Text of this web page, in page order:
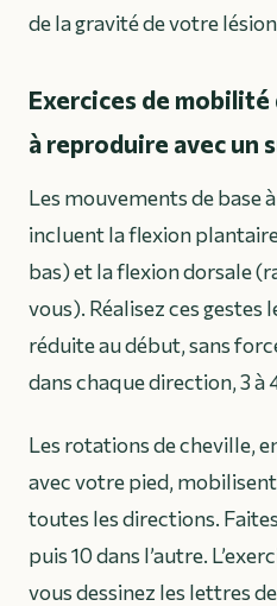
de la gravité de votre
Exercices de mobilité
à reproduire avec un
Les mouvements de base
incluent la flexion
bas) et la flexion dorsale
vous). Réalisez ces
réduite au début, sans
dans chaque direction, 3 à
Les rotations de cheville,
avec votre pied,
toutes les directions.
puis 10 dans l’autre.
vous dessinez les lettres